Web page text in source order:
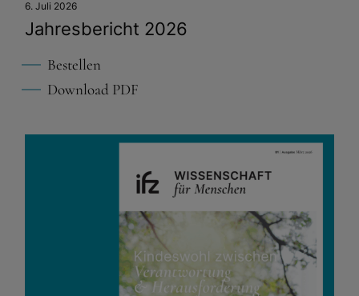
Jahresbericht 2026
6. Juli 2026
Bestellen
Download PDF